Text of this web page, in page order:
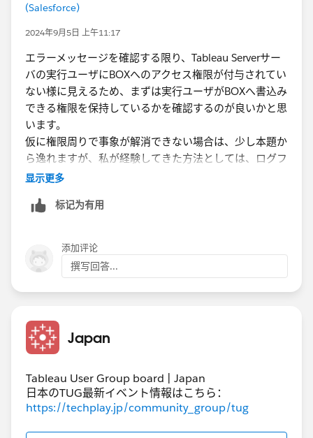
3.権限の設定
- Tableauサーバーの実行ユーザーがBoxDriveフォルダ
す。
4. 接続の安定性
- BoxDriveの接続が安定していることを確認します。
クラウドドライブの接続が不安定だとログのアーカイブ
に失敗する可能性があります。
＜設定手順＞
以下は、Tableauサーバーのログのアーカイブ格納場所
1. BoxDriveのパス確認
BoxDriveがどのパスにマウントされているか確認しま
2. Tableauの設定変更
Tableauサーバーの設定ファイル（一般的には
BoxDriveのパスに変更します。
service:
logging:
(Salesforce)
2024年9月5日 上午11:17
エラーメッセージを確認する限り、Tableau Serverサー
バの実行ユーザにBOXへのアクセス権限が付与されてい
ない様に見えるため、まずは実行ユーザがBOXへ書込み
できる権限を保持しているかを確認するのが良いかと思
います。
仮に権限周りで事象が解消できない場合は、少し本題か
ら逸れますが、私が経験してきた方法としては、ログフ
ァイルの作成パスは元のままとしつつ、フォルダ移動す
（S3やGoogleストレージ）に移送する手段を取ってお
显示更多
标记为有用
添加评论
撰写回答...
Japan
Tableau User Group board | Japan
日本のTUG最新イベント情報はこちら：
https://techplay.jp/community_group/tug